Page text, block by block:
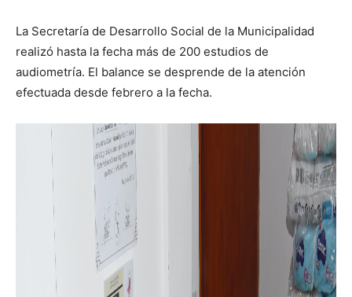
La Secretaría de Desarrollo Social de la Municipalidad
realizó hasta la fecha más de 200 estudios de
audiometría. El balance se desprende de la atención
efectuada desde febrero a la fecha.